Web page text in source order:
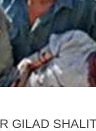
SIAMO CON L’IRAN
PIÙ ESTESA”: LE
OBBIETTIVI
GILAD